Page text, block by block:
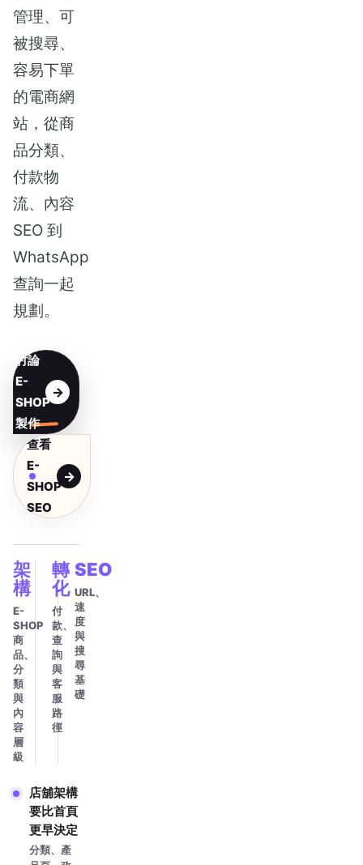
管理、可
被搜尋、
容易下單
的電商網
站，從商
品分類、
付款物
流、內容
SEO 到
WhatsApp
查詢一起
規劃。
討論
E-
SHOP
製作
查看
E-
SHOP
SEO
架
構
E-
SHOP
商
品、
分
類
與
內
容
層
級
轉
化
付
款、
查
詢
與
客
服
路
徑
SEO
URL、
速
度
與
搜
尋
基
礎
店舖架構
要比首頁
更早決定
分類、產